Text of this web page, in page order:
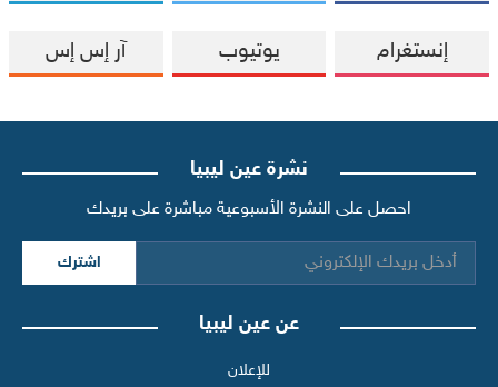
إنستغرام يوتيوب آر إس إس
نشرة عين ليبيا
احصل على النشرة الأسبوعية مباشرة على بريدك
اشترك
عن عين ليبيا
للإعلان